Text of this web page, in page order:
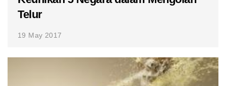
Telur
19 May 2017